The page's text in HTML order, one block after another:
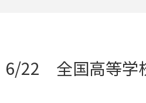
6/22 全国高等学